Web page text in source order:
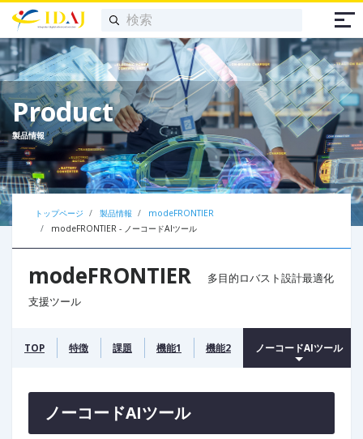
Product
製品情報
トップページ 製品情報
modeFRONTIER
modeFRONTIER - ノーコードAIツール
modeFRONTIER
多目的ロバスト設計最適化
支援ツール
TOP 特徴 課題 機能1 機能2 ノーコードAIツール
ノーコードAIツール